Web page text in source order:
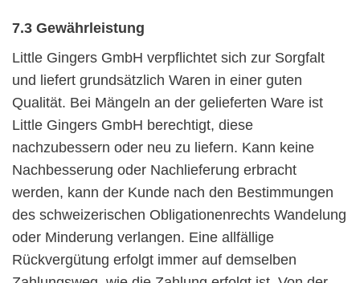
7.3 Gewährleistung
Little Gingers GmbH verpflichtet sich zur Sorgfalt
und liefert grundsätzlich Waren in einer guten
Qualität. Bei Mängeln an der gelieferten Ware ist
Little Gingers GmbH berechtigt, diese
nachzubessern oder neu zu liefern. Kann keine
Nachbesserung oder Nachlieferung erbracht
werden, kann der Kunde nach den Bestimmungen
des schweizerischen Obligationenrechts Wandelung
oder Minderung verlangen. Eine allfällige
Rückvergütung erfolgt immer auf demselben